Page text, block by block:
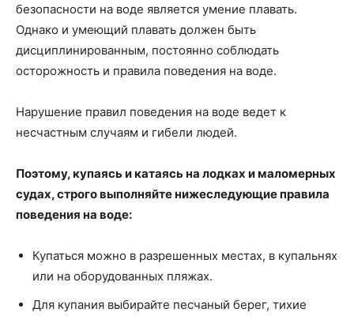
безопасности на воде является умение плавать.
Однако и умеющий плавать должен быть
дисциплинированным, постоянно соблюдать
осторожность и правила поведения на воде.
Нарушение правил поведения на воде ведет к
несчастным случаям и гибели людей.
Поэтому, купаясь и катаясь на лодках и маломерных
судах, строго выполняйте нижеследующие правила
поведения на воде:
Купаться можно в разрешенных местах, в купальнях
или на оборудованных пляжах.
Для купания выбирайте песчаный берег, тихие